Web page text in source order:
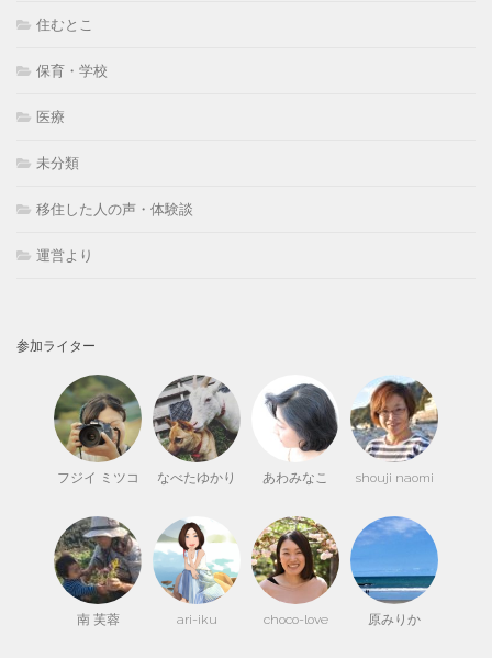
住むとこ
保育・学校
医療
未分類
移住した人の声・体験談
運営より
参加ライター
フジイ ミツコ なべたゆかり あわみなこ shouji naomi
南 芙蓉 ari-iku choco-love 原みりか